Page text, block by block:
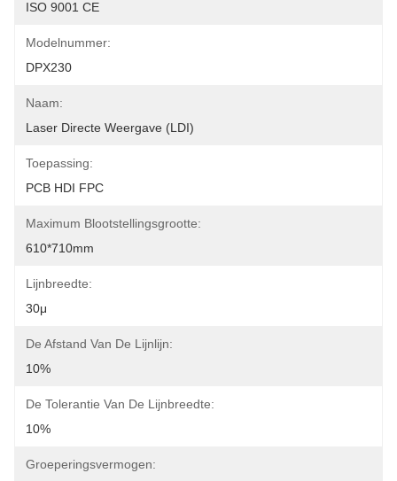
ISO 9001 CE
Modelnummer:
DPX230
Naam:
Laser Directe Weergave (LDI)
Toepassing:
PCB HDI FPC
Maximum Blootstellingsgrootte:
610*710mm
Lijnbreedte:
30μ
De Afstand Van De Lijnlijn:
10%
De Tolerantie Van De Lijnbreedte:
10%
Groeperingsvermogen: